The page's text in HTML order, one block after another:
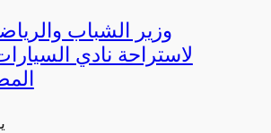
وزير الشباب
لاستراحة نادي